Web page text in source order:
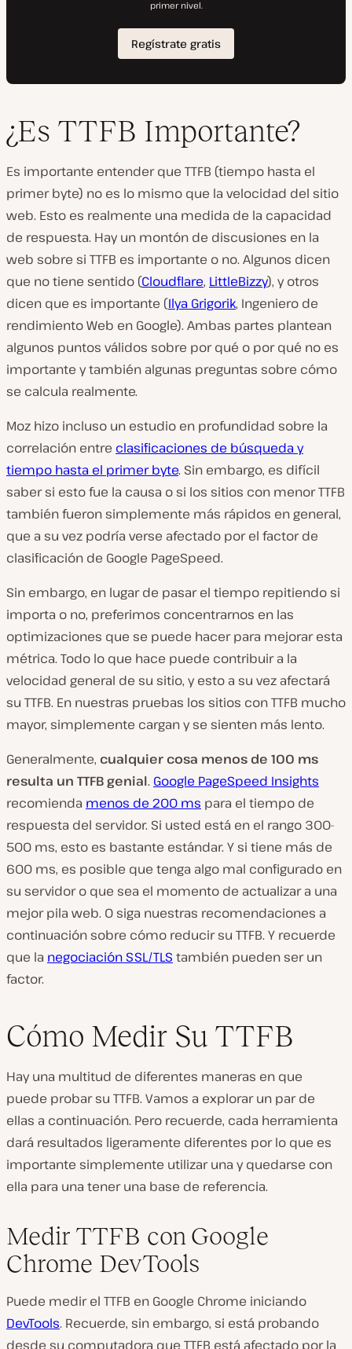
¿Es TTFB Importante?
Es importante entender que TTFB (tiempo hasta el
primer byte) no es lo mismo que la velocidad del sitio
web. Esto es realmente una medida de la capacidad
de respuesta. Hay un montón de discusiones en la
web sobre si TTFB es importante o no. Algunos dicen
que no tiene sentido (Cloudflare, LittleBizzy), y otros
dicen que es importante (Ilya Grigorik, Ingeniero de
rendimiento Web en Google). Ambas partes plantean
algunos puntos válidos sobre por qué o por qué no es
importante y también algunas preguntas sobre cómo
se calcula realmente.
Moz hizo incluso un estudio en profundidad sobre la
correlación entre clasificaciones de búsqueda y
tiempo hasta el primer byte. Sin embargo, es difícil
saber si esto fue la causa o si los sitios con menor TTFB
también fueron simplemente más rápidos en general,
que a su vez podría verse afectado por el factor de
clasificación de Google PageSpeed.
Sin embargo, en lugar de pasar el tiempo repitiendo si
importa o no, preferimos concentrarnos en las
optimizaciones que se puede hacer para mejorar esta
métrica. Todo lo que hace puede contribuir a la
velocidad general de su sitio, y esto a su vez afectará
su TTFB. En nuestras pruebas los sitios con TTFB mucho
mayor, simplemente cargan y se sienten más lento.
Generalmente, cualquier cosa menos de 100 ms
resulta un TTFB genial. Google PageSpeed Insights
recomienda menos de 200 ms para el tiempo de
respuesta del servidor. Si usted está en el rango 300-
500 ms, esto es bastante estándar. Y si tiene más de
600 ms, es posible que tenga algo mal configurado en
su servidor o que sea el momento de actualizar a una
mejor pila web. O siga nuestras recomendaciones a
continuación sobre cómo reducir su TTFB. Y recuerde
que la negociación SSL/TLS también pueden ser un
factor.
Cómo Medir Su TTFB
Hay una multitud de diferentes maneras en que
puede probar su TTFB. Vamos a explorar un par de
ellas a continuación. Pero recuerde, cada herramienta
dará resultados ligeramente diferentes por lo que es
importante simplemente utilizar una y quedarse con
ella para una tener una base de referencia.
Medir TTFB con Google
Chrome DevTools
Puede medir el TTFB en Google Chrome iniciando
DevTools. Recuerde, sin embargo, si está probando
desde su computadora que TTFB está afectado por la